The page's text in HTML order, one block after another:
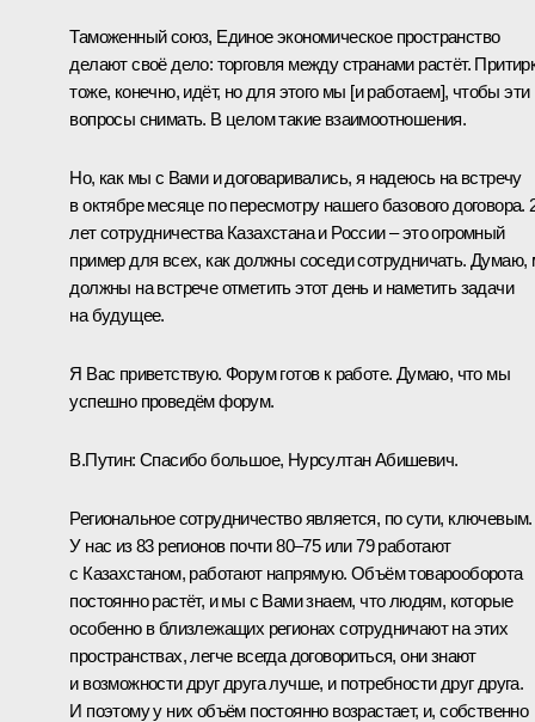
Таможенный союз, Единое экономическое пространство
делают своё дело: торговля между странами растёт.
тоже, конечно, идёт, но для этого мы [и работаем], чтобы эти
вопросы снимать. В целом такие взаимоотношения.
Но, как мы с Вами и договаривались, я надеюсь на встречу
в октябре месяце по пересмотру нашего базового договора.
лет сотрудничества Казахстана и России – это огромный
пример для всех, как должны соседи сотрудничать.
должны на встрече отметить этот день и наметить задачи
на будущее.
Я Вас приветствую. Форум готов к работе. Думаю, что мы
успешно проведём форум.
В.Путин: Спасибо большое, Нурсултан Абишевич.
Региональное сотрудничество является, по сути, ключевым.
У нас из 83 регионов почти 80–75 или 79 работают
с Казахстаном, работают напрямую. Объём товарооборота
постоянно растёт, и мы с Вами знаем, что людям, которые
особенно в близлежащих регионах сотрудничают на этих
пространствах, легче всегда договориться, они знают
и возможности друг друга лучше, и потребности друг друга.
И поэтому у них объём постоянно возрастает, и, собственно